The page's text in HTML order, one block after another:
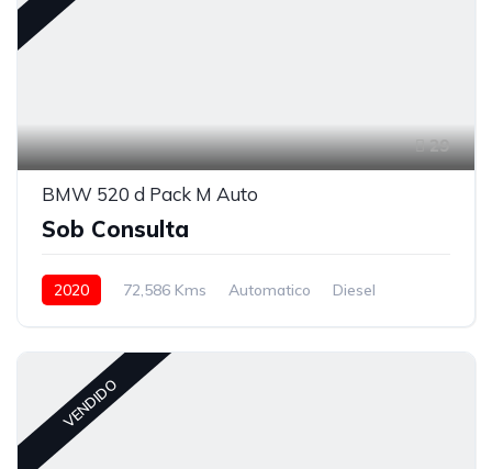
29
BMW 520 d Pack M Auto
Sob Consulta
2020 72,586 Kms Automatico Diesel
VENDIDO